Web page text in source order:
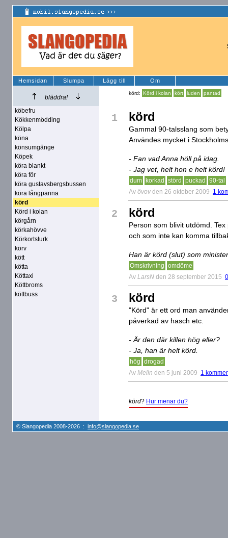
Hemsidan Slumpa Lägg till Om
bläddra!
köbefru
Kökkenmödding
Kölpa
köna
könsumgänge
Köpek
köra blankt
köra för
köra gustavsbergsbussen
köra långpanna
körd
Körd i kolan
körgårn
körkahövve
Körkortsturk
körv
kött
kötta
Köttaxi
Köttbroms
köttbuss
körd: Körd i kolan kört luden pantad
1 körd
Gammal 90-talsslang som
Användes mycket i
- Fan vad Anna höll på idag.
- Jag vet, helt hon e helt körd!
dum korkad störd puckad
90-tal
Av övov den 26 oktober 2009 1
2 körd
Person som blivit utdömd.
och som inte kan komma
Han är körd (slut) som
Omskrivning omdöme
Av LarsN den 28 september 2015
3 körd
"Körd" är ett ord man
påverkad av hasch etc.
- Är den där killen hög eller?
- Ja, han är helt körd.
hög drogad
Av Melin den 5 juni 2009 1
körd? Hur menar du?
© Slangopedia 2008-2026 : info@slangopedia.se